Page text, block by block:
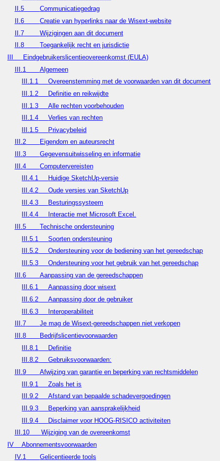
II.5
Communicatiegedrag
II.6
Creatie van hyperlinks naar de Wisext-website
II.7
Wijzigingen aan dit document
II.8
Toegankelijk recht en jurisdictie
Eindgebruikerslicentieovereenkomst (EULA)
III.1
Algemeen
III.1.1
Overeenstemming met de voorwaarden van dit document
III.1.2
Definitie en reikwijdte
III.1.3
Alle rechten voorbehouden
III.1.4
Verlies van rechten
III.1.5
Privacybeleid
III.2
Eigendom en auteursrecht
III.3
Gegevensuitwisseling en informatie
III.4
Computervereisten
III.4.1
Huidige SketchUp-versie
III.4.2
Oude versies van SketchUp
III.4.3
Besturingssysteem
III.4.4
Interactie met Microsoft Excel.
III.5
Technische ondersteuning
III.5.1
Soorten ondersteuning
III.5.2
Ondersteuning voor de bediening van het gereedschap
III.5.3
Ondersteuning voor het gebruik van het gereedschap
III.6
Aanpassing van de gereedschappen
III.6.1
Aanpassing door wisext
III.6.2
Aanpassing door de gebruiker
III.6.3
Interoperabiliteit
III.7
Je mag de Wisext-gereedschappen niet verkopen
III.8
Bedrijfslicentievoorwaarden
III.8.1
Definitie
III.8.2
Gebruiksvoorwaarden:
III.9
Afwijzing van garantie en beperking van rechtsmiddelen
III.9.1
Zoals het is
III.9.2
Afstand van bepaalde schadevergoedingen
III.9.3
Beperking van aansprakelijkheid
III.9.4
Disclaimer voor HOOG-RISICO activiteiten
III.10
Wijziging van de overeenkomst
IV
Abonnementsvoorwaarden
IV.1
Gelicentieerde tools